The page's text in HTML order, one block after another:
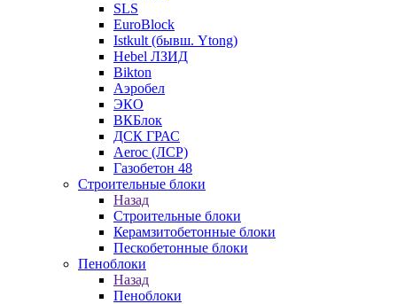
SLS
EuroBlock
Istkult (бывш. Ytong)
Hebel ЛЗИД
Bikton
Аэробел
ЭКО
ВКБлок
ДСК ГРАС
Aeroc (ЛСР)
Газобетон 48
Строительные блоки
Назад
Строительные блоки
Керамзитобетонные блоки
Пескобетонные блоки
Пеноблоки
Назад
Пеноблоки